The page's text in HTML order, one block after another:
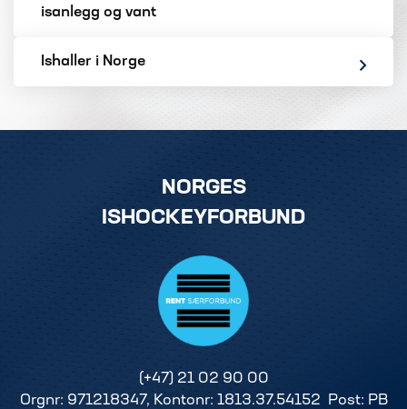
isanlegg og vant
Ishaller i Norge
NORGES
ISHOCKEYFORBUND
(+47) 21 02 90 00
Orgnr: 971218347, Kontonr: 1813.37.54152 Post: PB